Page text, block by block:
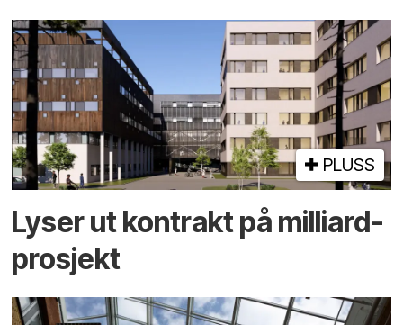
PLUSS
Lyser ut kontrakt på milliard­
prosjekt